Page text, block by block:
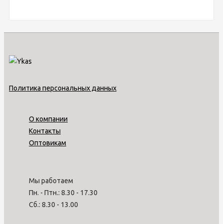
Политика персональных данных
О компании
Контакты
Оптовикам
Мы работаем
Пн. - Птн.: 8.30 - 17.30
Сб.: 8.30 - 13.00